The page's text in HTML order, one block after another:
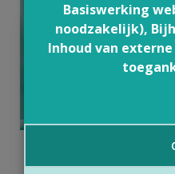
© Charliepix via Canva.com
Is preventieve
borstkanker niet
Basiswerking
noodzakelijk),
Inhoud van